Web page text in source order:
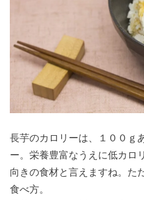
長芋のカロリーは、１００ｇ
ー。栄養豊富なうえに低カロ
向きの食材と言えますね。た
食べ方。